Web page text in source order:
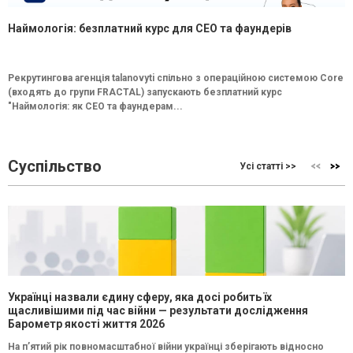
Наймологія: безплатний курс для CEO та фаундерів
Рекрутингова агенція talanovyti спільно з операційною системою Core
(входять до групи FRACTAL) запускають безплатний курс
"Наймологія: як СEO та фаундерам...
Суспільство Усі статті >>
Українці назвали єдину сферу, яка досі робить їх
щасливішими під час війни — результати дослідження
Барометр якості життя 2026
На п’ятий рік повномасштабної війни українці зберігають відносно